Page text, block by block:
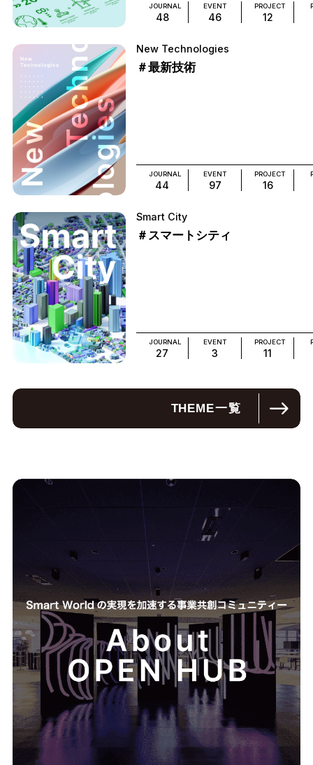
JOURNAL
48
EVENT
46
PROJECT
12
New Technologies
＃最新技術
JOURNAL
44
EVENT
97
PROJECT
16
Smart City
＃スマートシティ
JOURNAL
27
EVENT
3
PROJECT
11
THEME一覧